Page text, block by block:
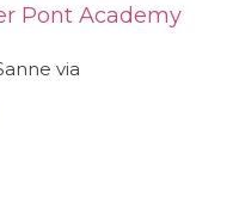
Pont Academy
via